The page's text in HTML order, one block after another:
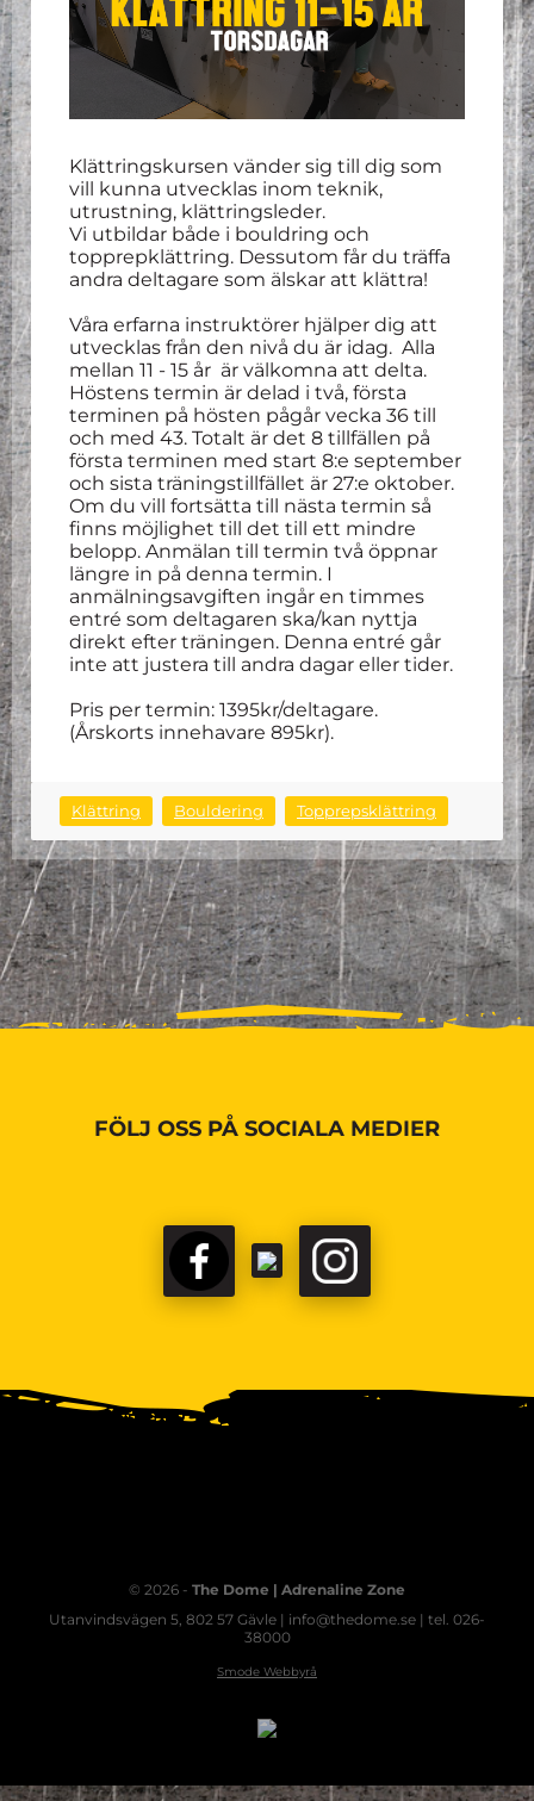
Klättringskursen vänder sig till dig som
vill kunna utvecklas inom teknik,
utrustning, klättringsleder.
Vi utbildar både i bouldring och
topprepklättring. Dessutom får du träffa
andra deltagare som älskar att klättra!
Våra erfarna instruktörer hjälper dig att
utvecklas från den nivå du är idag. Alla
mellan 11 - 15 år är välkomna att delta.
Höstens termin är delad i två, första
terminen på hösten pågår vecka 36 till
och med 43. Totalt är det 8 tillfällen på
första terminen med start 8:e september
och sista träningstillfället är 27:e oktober.
Om du vill fortsätta till nästa termin så
finns möjlighet till det till ett mindre
belopp. Anmälan till termin två öppnar
längre in på denna termin. I
anmälningsavgiften ingår en timmes
entré som deltagaren ska/kan nyttja
direkt efter träningen. Denna entré går
inte att justera till andra dagar eller tider.
Pris per termin: 1395kr/deltagare.
(Årskorts innehavare 895kr).
Klättring Bouldering Topprepsklättring
FÖLJ OSS PÅ SOCIALA MEDIER
© 2026 - The Dome | Adrenaline Zone
Utanvindsvägen 5, 802 57 Gävle | info@thedome.se | tel. 026-
38000
Smode Webbyrå